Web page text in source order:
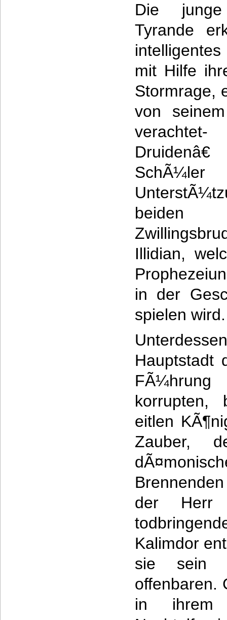
Die
Tyrande
mit Hilfe
Stormrage,
von
SchÃ¼ler
beiden
Illidian,
in der
spielen wird.
Hauptstadt
korrupten,
eitlen
Zauber,
der Herr
Kalimdor
sie sein
offenbaren.
in ihrem